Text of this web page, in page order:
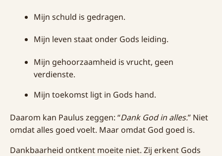
Mijn schuld is gedragen.
Mijn leven staat onder Gods leiding.
Mijn gehoorzaamheid is vrucht, geen
verdienste.
Mijn toekomst ligt in Gods hand.
Daarom kan Paulus zeggen: “Dank God in alles.” Niet
omdat alles goed voelt. Maar omdat God goed is.
Dankbaarheid ontkent moeite niet. Zij erkent Gods